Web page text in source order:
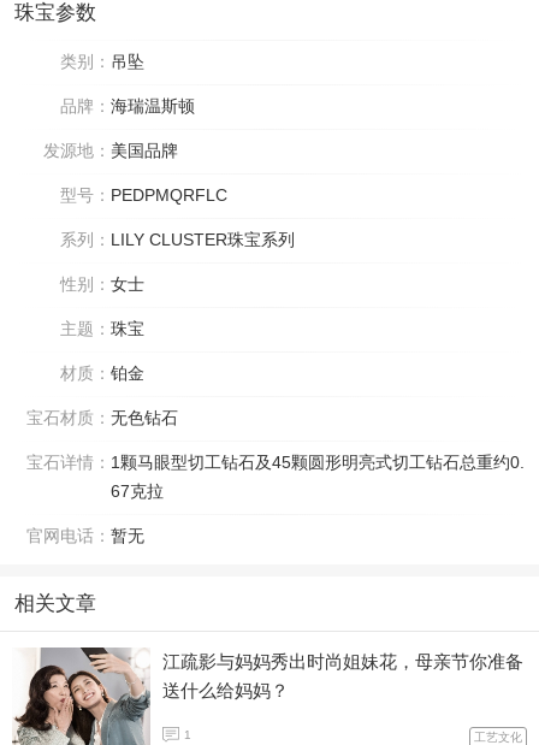
珠宝参数
类别： 吊坠
品牌： 海瑞温斯顿
发源地： 美国品牌
型号： PEDPMQRFLC
系列： LILY CLUSTER珠宝系列
性别： 女士
主题： 珠宝
材质： 铂金
宝石材质： 无色钻石
宝石详情： 1颗马眼型切工钻石及45颗圆形明亮式切工钻石总重约0.
67克拉
官网电话： 暂无
相关文章
江疏影与妈妈秀出时尚姐妹花，母亲节你准备
送什么给妈妈？
1 工艺文化